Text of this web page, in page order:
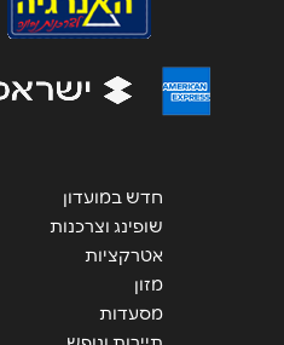
חדש במועדון
שופינג וצרכנות
אטרקציות
מזון
מסעדות